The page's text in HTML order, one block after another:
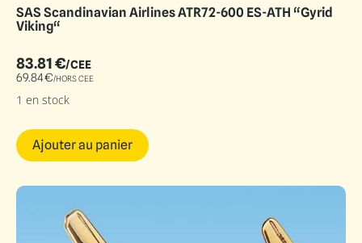
SAS Scandinavian Airlines ATR72-600 ES-ATH “Gyrid
Viking“
83.81€/CEE
69.84€/HORS CEE
1 en stock
Ajouter au panier